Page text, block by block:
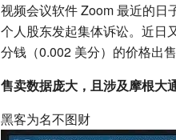
视频会议软件 Zoom 最近的日
个人股东发起集体诉讼。近日
分钱（0.002 美分）的价格出
售卖数据庞大，且涉及摩根大
黑客为名不图财